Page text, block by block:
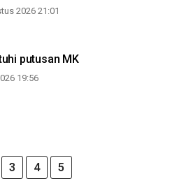
2026 21:01
putusan MK
19:56
3 4 5